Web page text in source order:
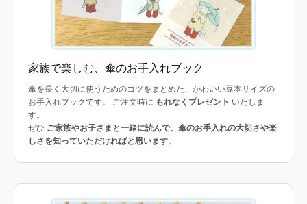
家族で楽しむ、傘のお手入れブック
傘を長く大切に使うためのコツをまとめた、かわいい豆本サイズの
お手入れブックです。 ご注文時に もれなくプレゼント いたしま
す。
ぜひ ご家族やお子さまと一緒に読んで、傘のお手入れの大切さや楽
しさを知っていただければと思います。